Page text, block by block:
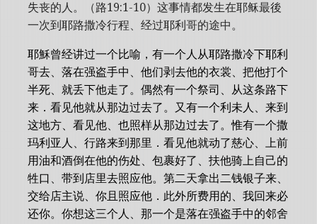
失丧的人。（路19:1-10）这事情都发生在耶稣最後
一次到耶路撒冷行程、经过耶利哥的途中。
耶穌曾经讲过一个比喻，有一个人从耶路撒冷下耶利
哥去、落在强盗手中、他们剥去他的衣裳、把他打个
半死、就丢下他走了。偶然有一个祭司、从这条路下
来．看见他就从那边过去了。又有一个利未人、来到
这地方、看见他、也照样从那边过去了。惟有一个撒
玛利亚人、行路来到那里．看见他就动了慈心、上前
用油和酒倒在他的伤处、包裹好了、扶他骑上自己的
牲口、带到店里去照应他。第二天拿出二钱银子来、
交给店主说、你且照应他．此外所费用的、我回来必
还你。你想这三个人、那一个是落在强盗手中的邻舍